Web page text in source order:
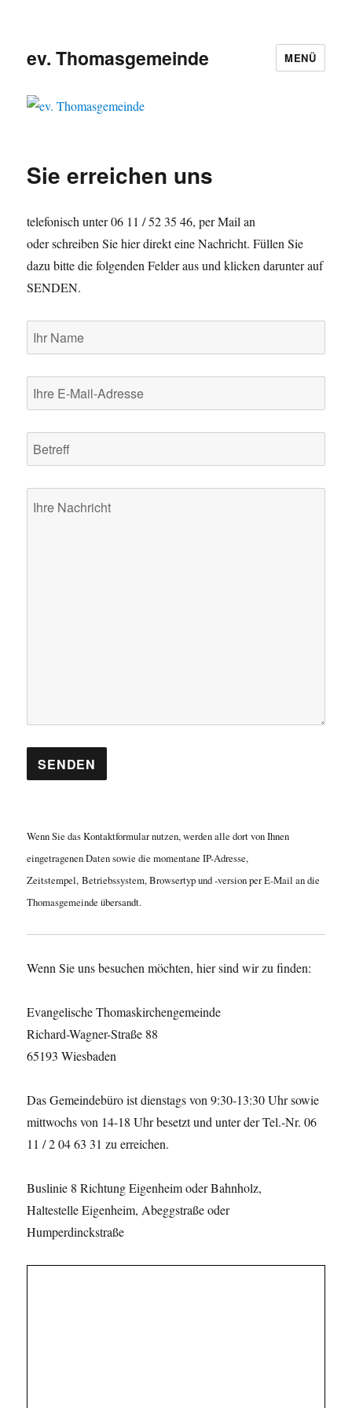
ev. Thomasgemeinde MENÜ
Sie erreichen uns
telefonisch unter 06 11 / 52 35 46, per Mail an
oder schreiben Sie hier direkt eine Nachricht. Füllen Sie
dazu bitte die folgenden Felder aus und klicken darunter auf
SENDEN.
Wenn Sie das Kontaktformular nutzen, werden alle dort von Ihnen
eingetragenen Daten sowie die momentane IP-Adresse,
Zeitstempel, Betriebssystem, Browsertyp und -version per E-Mail an die
Thomasgemeinde übersandt.
Wenn Sie uns besuchen möchten, hier sind wir zu finden:
Evangelische Thomaskirchengemeinde
Richard-Wagner-Straße 88
65193 Wiesbaden
Das Gemeindebüro ist dienstags von 9:30-13:30 Uhr sowie
mittwochs von 14-18 Uhr besetzt und unter der Tel.-Nr. 06
11 / 2 04 63 31 zu erreichen.
Buslinie 8 Richtung Eigenheim oder Bahnholz,
Haltestelle Eigenheim, Abeggstraße oder
Humperdinckstraße